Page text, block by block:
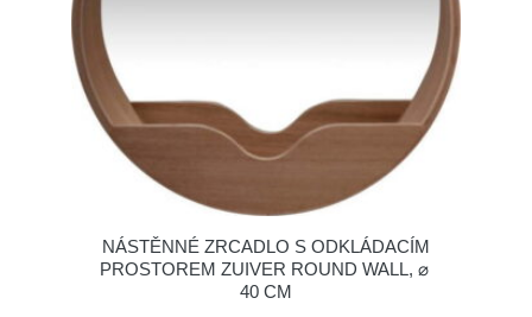
NÁSTĚNNÉ ZRCADLO S ODKLÁDACÍM
PROSTOREM ZUIVER ROUND WALL, ⌀
40 CM